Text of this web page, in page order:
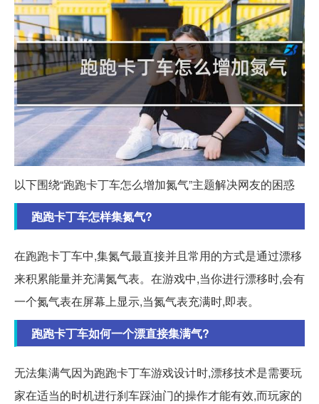
以下围绕“跑跑卡丁车怎么增加氮气”主题解决网友的困惑
跑跑卡丁车怎样集氮气?
在跑跑卡丁车中,集氮气最直接并且常用的方式是通过漂移
来积累能量并充满氮气表。在游戏中,当你进行漂移时,会有
一个氮气表在屏幕上显示,当氮气表充满时,即表。
跑跑卡丁车如何一个漂直接集满气?
无法集满气因为跑跑卡丁车游戏设计时,漂移技术是需要玩
家在适当的时机进行刹车踩油门的操作才能有效,而玩家的